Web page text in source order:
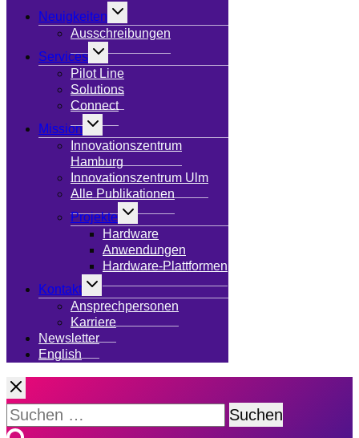
Neuigkeiten
Untermenü
Ausschreibungen
Services
Untermenü
Pilot Line
Solutions
Connect
Mission
Untermenü
Innovationszentrum
Hamburg
Innovationszentrum Ulm
Alle Publikationen
Projekte
Untermenü
Hardware
Anwendungen
Hardware-Plattformen
Kontakt
Untermenü
Ansprechpersonen
Karriere
Newsletter
English
Suchen
nach: